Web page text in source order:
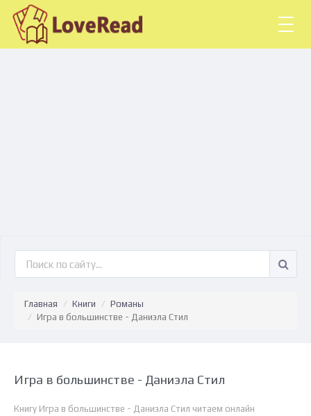
Главная Книги
Романы
Игра в большинстве - Даниэла Стил
Игра в большинстве - Даниэла Стил
Книгу Игра в большинстве - Даниэла Стил читаем онлайн